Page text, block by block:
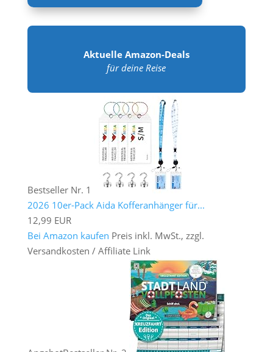
Aktuelle Amazon-Deals
für deine Reise
Bestseller Nr. 1
2026 10er-Pack Aida Kofferanhänger für...
12,99 EUR
Bei Amazon kaufen Preis inkl. MwSt., zzgl.
Versandkosten / Affiliate Link